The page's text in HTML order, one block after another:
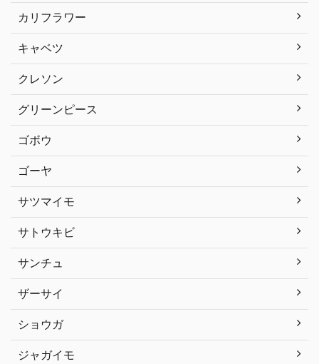
カリフラワー
キャベツ
クレソン
グリーンピース
ゴボウ
ゴーヤ
サツマイモ
サトウキビ
サンチュ
ザーサイ
ショウガ
ジャガイモ